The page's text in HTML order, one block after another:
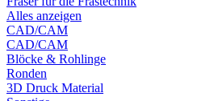
Alles anzeigen
CAD/CAM
CAD/CAM
Blöcke & Rohlinge
Ronden
3D Druck Material